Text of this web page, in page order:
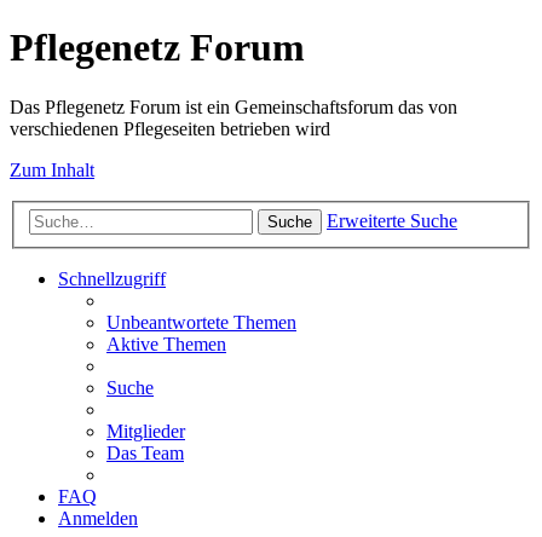
Pflegenetz Forum
Das Pflegenetz Forum ist ein Gemeinschaftsforum das von
verschiedenen Pflegeseiten betrieben wird
Zum Inhalt
Suche Erweiterte Suche
Schnellzugriff
Unbeantwortete Themen
Aktive Themen
Suche
Mitglieder
Das Team
FAQ
Anmelden